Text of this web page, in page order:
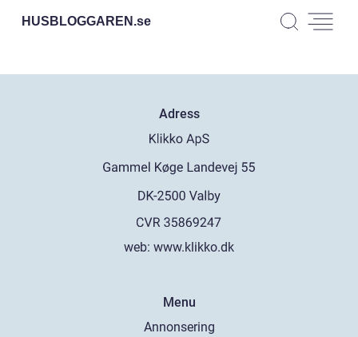
HUSBLOGGAREN.se
Adress
web: www.klikko.dk
Menu
Annonsering